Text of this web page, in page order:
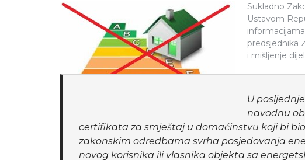
Sukladno
Ustavom
predsjednika
i mišljenje
U
navodnu
certifikata za smještaj u domaćinstvu koji bi bio
zakonskim odredbama svrha posjedovanja
novog korisnika ili vlasnika objekta sa